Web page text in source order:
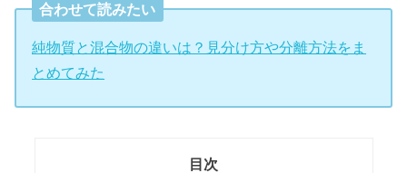
合わせて読みたい
純物質と混合物の違いは？見分け方や分離方法をま
とめてみた
目次